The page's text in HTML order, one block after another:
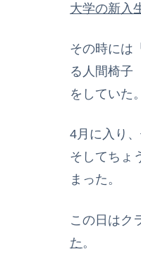
大学の新入
その時には「
る人間椅子
をしていた。
4月に入り
そしてちょ
まった。
この日はク
た 。